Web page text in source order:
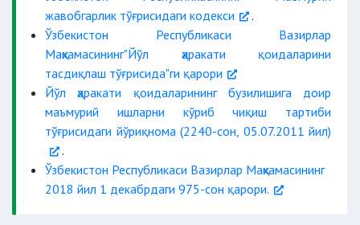
жавобгарлик тўғрисидаги кодекси
.
Ўзбекистон Республикаси Вазирлар
Маҳкамасининг"Йўл ҳаракати қоидаларини
тасдиқлаш тўғрисида"ги қарори
Йўл ҳаракати қоидаларининг бузилишига доир
маъмурий ишларни кўриб чиқиш тартиби
тўғрисидаги йўриқнома (2240-сон, 05.07.2011 йил)
.
Ўзбекистон Республикаси Вазирлар Маҳкамасининг
2018 йил 1 декабрдаги 975-сон қарори.